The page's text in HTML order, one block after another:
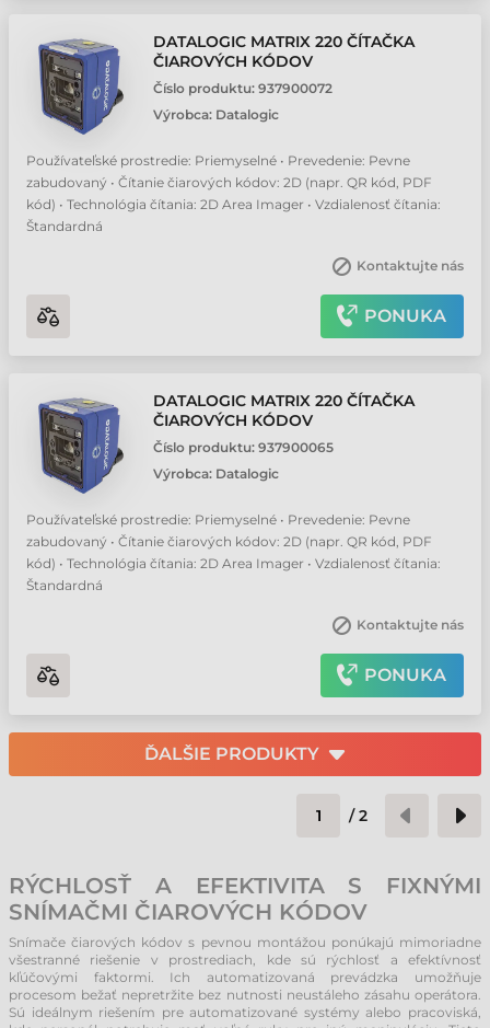
DATALOGIC MATRIX 220 ČÍTAČKA
ČIAROVÝCH KÓDOV
Číslo produktu: 937900072
Výrobca: Datalogic
Používateľské prostredie: Priemyselné • Prevedenie: Pevne
zabudovaný • Čítanie čiarových kódov: 2D (napr. QR kód, PDF
kód) • Technológia čítania: 2D Area Imager • Vzdialenosť čítania:
Štandardná
Kontaktujte nás
PONUKA
DATALOGIC MATRIX 220 ČÍTAČKA
ČIAROVÝCH KÓDOV
Číslo produktu: 937900065
Výrobca: Datalogic
Používateľské prostredie: Priemyselné • Prevedenie: Pevne
zabudovaný • Čítanie čiarových kódov: 2D (napr. QR kód, PDF
kód) • Technológia čítania: 2D Area Imager • Vzdialenosť čítania:
Štandardná
Kontaktujte nás
PONUKA
ĎALŠIE PRODUKTY
/2
RÝCHLOSŤ A EFEKTIVITA S FIXNÝMI
SNÍMAČMI ČIAROVÝCH KÓDOV
Snímače čiarových kódov s pevnou montážou ponúkajú mimoriadne
všestranné riešenie v prostrediach, kde sú rýchlosť a efektívnosť
kľúčovými faktormi. Ich automatizovaná prevádzka umožňuje
procesom bežať nepretržite bez nutnosti neustáleho zásahu operátora.
Sú ideálnym riešením pre automatizované systémy alebo pracoviská,